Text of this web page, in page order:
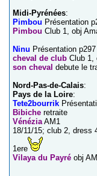
Midi-Pyrénées:
Pimbou Présentation
Pimbou Club 1, obj
Ninu Présentation p297
cheval de club Club 1,
son cheval debute le
Nord-Pas-de-Calais:
Pays de la Loire:
Tete2bourrik
Bibiche retraite
VénéziaAM1
18/11/15; club 2, dress
1ere
Vilaya du Payré obj